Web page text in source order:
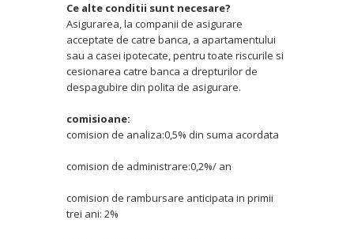
Ce alte conditii sunt necesare?
Asigurarea, la companii de asigurare
acceptate de catre banca, a apartamentului
sau a casei ipotecate, pentru toate riscurile si
cesionarea catre banca a drepturilor de
despagubire din polita de asigurare.
comisioane:
comision de analiza:0,5% din suma acordata
comision de administrare:0,2%/ an
comision de rambursare anticipata in primii
trei ani: 2%